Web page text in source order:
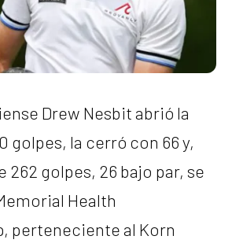
Drew Nesbit abrió la
golpes, la cerró con 66 y,
262 golpes, 26 bajo par, se
Health
perteneciente al Korn